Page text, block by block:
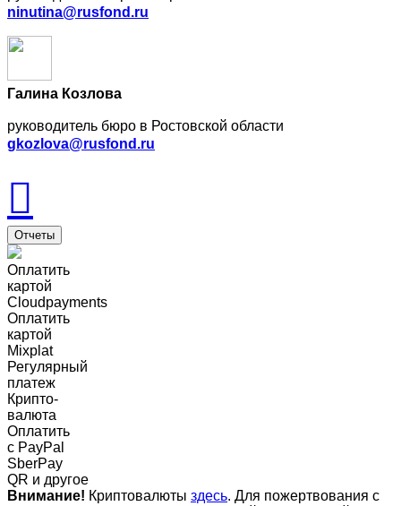
ninutina@rusfond.ru
Галина Козлова
руководитель бюро в Ростовской области
gkozlova@rusfond.ru
Отчеты
Оплатить
картой
Cloudpayments
Оплатить
картой
Mixplat
Регулярный
платеж
Крипто-
валюта
Оплатить
c PayPal
SberPay
QR и другое
Внимание! Криптовалюты здесь. Для пожертвования с